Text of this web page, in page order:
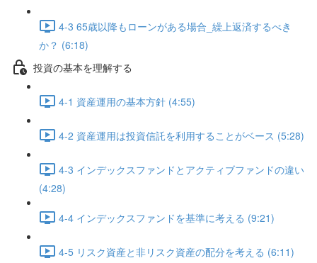
4-3 65歳以降もローンがある場合_繰上返済するべき
か？ (6:18)
投資の基本を理解する
4-1 資産運用の基本方針 (4:55)
4-2 資産運用は投資信託を利用することがベース (5:28)
4-3 インデックスファンドとアクティブファンドの違い
(4:28)
4-4 インデックスファンドを基準に考える (9:21)
4-5 リスク資産と非リスク資産の配分を考える (6:11)